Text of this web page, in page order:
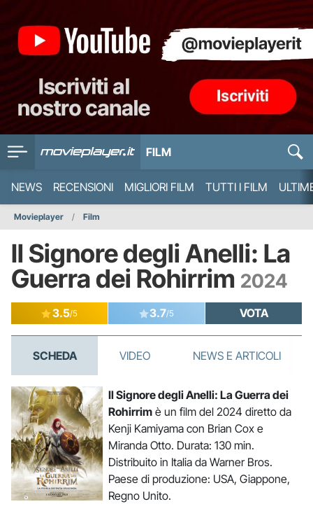
FILM
NEWS RECENSIONI MIGLIORI FILM TUTTI I FILM
Movieplayer Film
Il Signore degli Anelli: La
Guerra dei Rohirrim 2024
3.5/5 3.7/5 VOTA
SCHEDA VIDEO NEWS E ARTICOLI
Il Signore degli Anelli: La Guerra dei
Rohirrimè un film del 2024 diretto da
Kenji Kamiyama con Brian Cox e
Miranda Otto. Durata: 130 min.
Distribuito in Italia da Warner Bros.
Paese di produzione: USA, Giappone,
Regno Unito.